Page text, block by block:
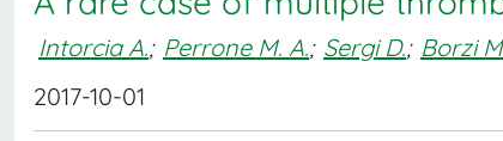
Intorcia A.; Perrone M. A.; Sergi D.; Borzi
2017-10-01